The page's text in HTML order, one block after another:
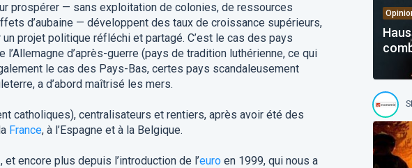
prospérer — sans exploitation de colonies, de ressources
d’aubaine — développent des taux de croissance supérieurs,
projet politique réfléchi et partagé. C’est le cas des pays
d’après-guerre (pays de tradition luthérienne, ce qui
le cas des Pays-Bas, certes pays scandaleusement
a d’abord maîtrisé les mers.
catholiques), centralisateurs et rentiers, après avoir été des
France, à l’Espagne et à la Belgique.
, et encore plus depuis l’introduction de l’euroen 1999, qui nous a